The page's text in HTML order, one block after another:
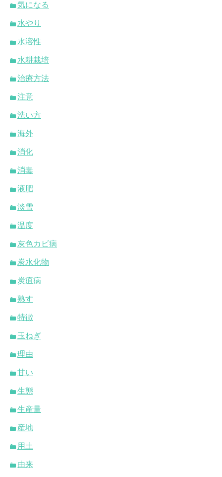
気になる
水やり
水溶性
水耕栽培
治療方法
注意
洗い方
海外
消化
消毒
液肥
淡雪
温度
灰色カビ病
炭水化物
炭疽病
熟す
特徴
玉ねぎ
理由
甘い
生態
生産量
産地
用土
由来